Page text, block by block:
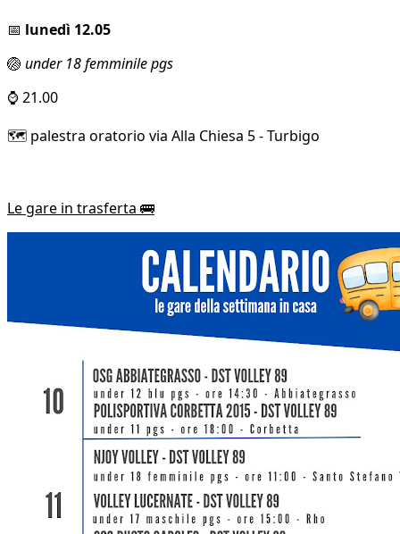
📅 lunedì 12.05
🏐 under 18 femminile pgs
⌚ 21.00
🗺️ palestra oratorio via Alla Chiesa 5 - Turbigo
Le gare in trasferta 🚌